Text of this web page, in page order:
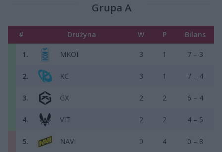
Grupa A
# Drużyna W P Bilans
1. MKOI 3 1 7 – 3
2. KC 3 1 7 – 4
3. GX 2 2 6 – 4
4. VIT 2 2 4 – 5
5. NAVI 0 4 0 – 8